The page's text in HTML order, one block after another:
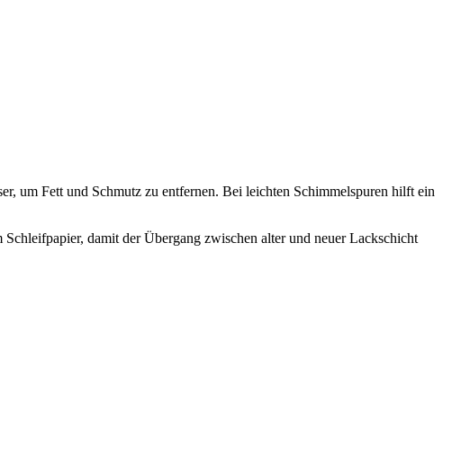
um Fett und Schmutz zu entfernen. Bei leichten Schimmelspuren hilft ein
damit der Übergang zwischen alter und neuer Lackschicht